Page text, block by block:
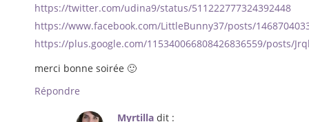
https://twitter.com/udina9/status/511222777324392448
https://www.facebook.com/LittleBunny37/posts/
https://plus.google.com/115340066808426836559/posts/
merci bonne soirée 🙂
Répondre
Myrtilla dit :